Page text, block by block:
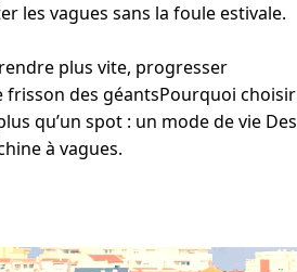
les vagues sans la foule estivale.
plus vite, progresser
frisson des géantsPourquoi choisir
qu’un spot : un mode de vie Des
à vagues.